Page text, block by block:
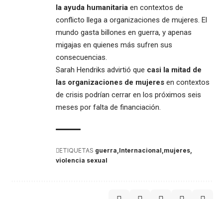
la ayuda humanitaria en contextos de
conflicto llega a organizaciones de mujeres. El
mundo gasta billones en guerra, y apenas
migajas en quienes más sufren sus
consecuencias.
Sarah Hendriks advirtió que casi la mitad de
las organizaciones de mujeres en contextos
de crisis podrían cerrar en los próximos seis
meses por falta de financiación.
ETIQUETAS guerra Internacional mujeres
violencia sexual